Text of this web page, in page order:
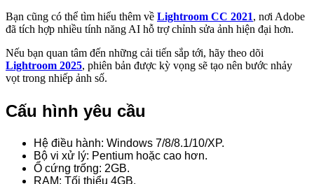
Bạn cũng có thể tìm hiểu thêm về Lightroom CC 2021, nơi Adobe
đã tích hợp nhiều tính năng AI hỗ trợ chỉnh sửa ảnh hiện đại hơn.
Nếu bạn quan tâm đến những cải tiến sắp tới, hãy theo dõi
Lightroom 2025, phiên bản được kỳ vọng sẽ tạo nên bước nhảy
vọt trong nhiếp ảnh số.
Cấu hình yêu cầu
Hệ điều hành: Windows 7/8/8.1/10/XP.
Bộ vi xử lý: Pentium hoặc cao hơn.
Ổ cứng trống: 2GB.
RAM: Tối thiểu 4GB.